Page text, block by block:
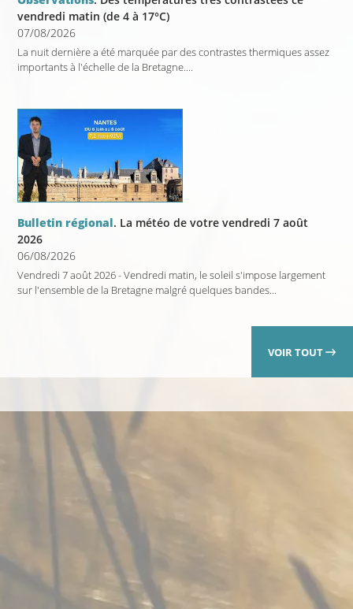
vendredi matin (de 4 à 17°C)
07/08/2026
La nuit dernière a été marquée par des contrastes thermiques assez
importants à l'échelle de la Bretagne....
Bulletin régional. La météo de votre vendredi 7 août
2026
06/08/2026
Vendredi 7 août 2026 - Vendredi matin, le soleil s'impose largement
sur l'ensemble de la Bretagne malgré quelques bandes...
VOIR TOUT